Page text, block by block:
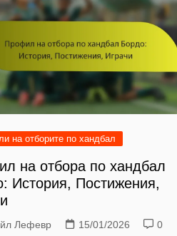
на отборите по хандбал
на отбора по хандбал
История, Постижения,
Лефевр 15/01/2026 0